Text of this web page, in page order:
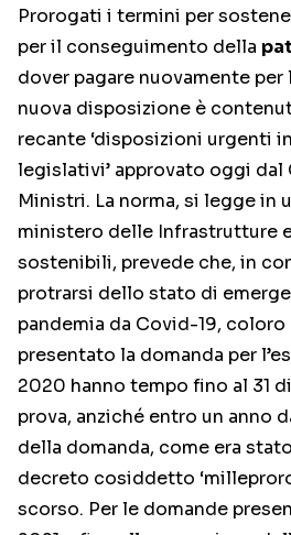
Prorogati i termini per
per il conseguimento della
dover pagare nuovamente per
nuova disposizione è
recante ‘disposizioni urgenti
legislativi’ approvato oggi
Ministri. La norma, si legge in
ministero delle Infrastrutture
sostenibili, prevede che, in
protrarsi dello stato di
pandemia da Covid-19, coloro
presentato la domanda per
2020 hanno tempo fino al 31
prova, anziché entro un anno
della domanda, come era
decreto cosiddetto
scorso. Per le domande